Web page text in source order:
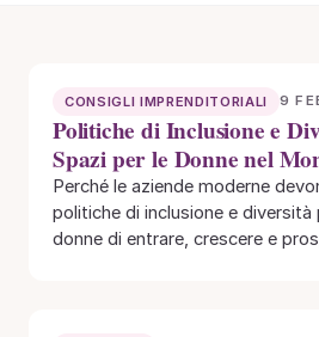
CONSIGLI IMPRENDITORIALI 9
Politiche di Inclusione e
Spazi per le Donne nel
Perché le aziende moderne
politiche di inclusione e
donne di entrare, crescere e